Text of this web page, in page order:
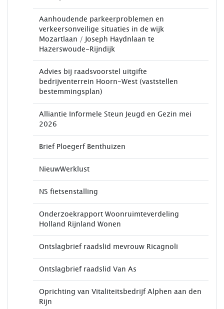
Aanhoudende parkeerproblemen en
verkeersonveilige situaties in de wijk
Mozartlaan / Joseph Haydnlaan te
Hazerswoude-Rijndijk
Advies bij raadsvoorstel uitgifte
bedrijventerrein Hoorn-West (vaststellen
bestemmingsplan)
Alliantie Informele Steun Jeugd en Gezin mei
2026
Brief Ploegerf Benthuizen
NieuwWerklust
NS fietsenstalling
Onderzoekrapport Woonruimteverdeling
Holland Rijnland Wonen
Ontslagbrief raadslid mevrouw Ricagnoli
Ontslagbrief raadslid Van As
Oprichting van Vitaliteitsbedrijf Alphen aan den
Rijn